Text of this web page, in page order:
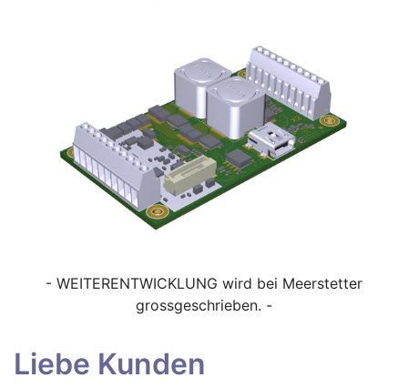
- WEITERENTWICKLUNG wird bei Meerstetter
grossgeschrieben. -
Liebe Kunden